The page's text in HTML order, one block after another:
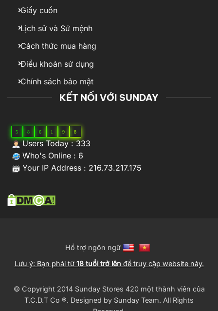
Giấy cuốn
Lịch sử và Sứ mệnh
Cách thức mua hàng
Điều khoản sử dụng
Chính sách bảo mật
KẾT NỐI VỚI SUNDAY
5 8 6 1 9 8
Users Today : 333
Who's Online : 6
Your IP Address : 216.73.217.175
Hổ trợ ngôn ngữ
Lưu ý: Bạn phải từ 18 tuổi trở lên để truy cập website này.
© Copyright 2014 Sunday Stores 420 một thành viên của
T.C.D.T Co ®️. Designed by Sunday Team. All Rights